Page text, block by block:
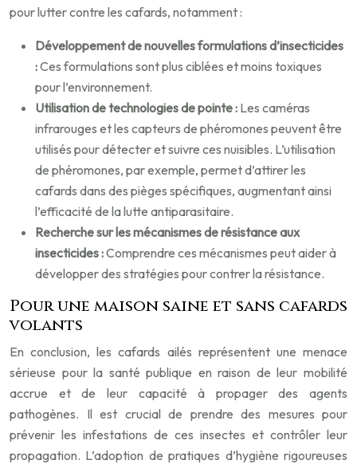
pour lutter contre les cafards, notamment :
Développement de nouvelles formulations d’insecticides
:Ces formulations sont plus ciblées et moins toxiques
pour l’environnement.
Utilisation de technologies de pointe : Les caméras
infrarouges et les capteurs de phéromones peuvent être
utilisés pour détecter et suivre ces nuisibles. L’utilisation
de phéromones, par exemple, permet d’attirer les
cafards dans des pièges spécifiques, augmentant ainsi
l’efficacité de la lutte antiparasitaire.
Recherche sur les mécanismes de résistance aux
insecticides :Comprendre ces mécanismes peut aider à
développer des stratégies pour contrer la résistance.
Pour une maison saine et sans cafards
volants
En conclusion, les cafards ailés représentent une menace
sérieuse pour la santé publique en raison de leur mobilité
accrue et de leur capacité à propager des agents
pathogènes. Il est crucial de prendre des mesures pour
prévenir les infestations de ces insectes et contrôler leur
propagation. L’adoption de pratiques d’hygiène rigoureuses